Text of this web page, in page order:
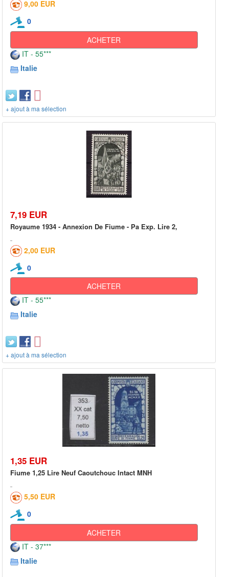
9,00 EUR
0
ACHETER
IT - 55***
Italie
+ ajout à ma sélection
7,19 EUR
Royaume 1934 - Annexion De Fiume - Pa Exp. Lire 2,
2,00 EUR
0
ACHETER
IT - 55***
Italie
+ ajout à ma sélection
1,35 EUR
Fiume 1,25 Lire Neuf Caoutchouc Intact MNH
5,50 EUR
0
ACHETER
IT - 37***
Italie